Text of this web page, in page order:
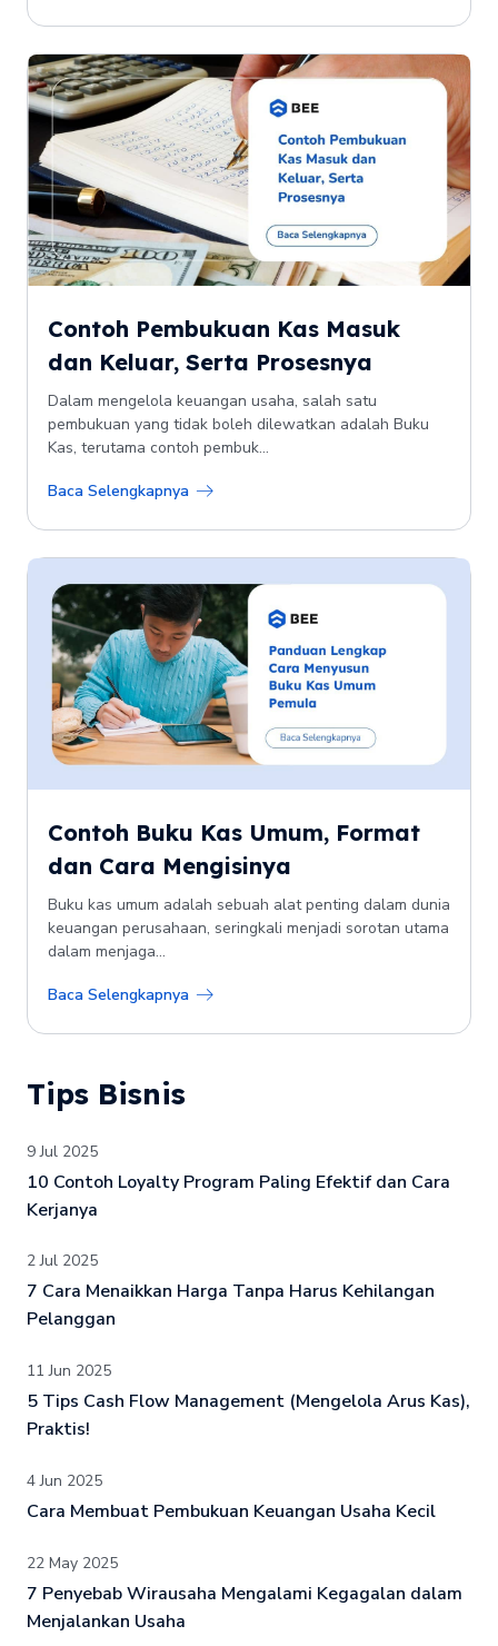
Contoh Pembukuan Kas Masuk
dan Keluar, Serta Prosesnya
Dalam mengelola keuangan usaha, salah satu
pembukuan yang tidak boleh dilewatkan adalah Buku
Kas, terutama contoh pembuk...
Baca Selengkapnya
Contoh Buku Kas Umum, Format
dan Cara Mengisinya
Buku kas umum adalah sebuah alat penting dalam dunia
keuangan perusahaan, seringkali menjadi sorotan utama
dalam menjaga...
Baca Selengkapnya
Tips Bisnis
9 Jul 2025
10 Contoh Loyalty Program Paling Efektif dan Cara
Kerjanya
2 Jul 2025
7 Cara Menaikkan Harga Tanpa Harus Kehilangan
Pelanggan
11 Jun 2025
5 Tips Cash Flow Management (Mengelola Arus Kas),
Praktis!
4 Jun 2025
Cara Membuat Pembukuan Keuangan Usaha Kecil
22 May 2025
7 Penyebab Wirausaha Mengalami Kegagalan dalam
Menjalankan Usaha